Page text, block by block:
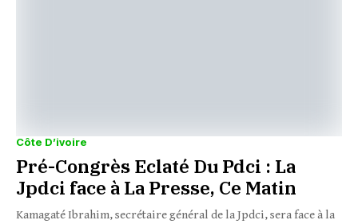
Côte D’ivoire
Pré-Congrès Eclaté Du Pdci : La
Jpdci face à La Presse, Ce Matin
Kamagaté Ibrahim, secrétaire général de la Jpdci, sera face à la